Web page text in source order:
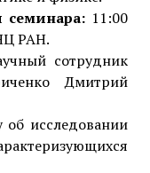
семинара: 11:00
РАН.
сотрудник
Дмитрий
об исследовании